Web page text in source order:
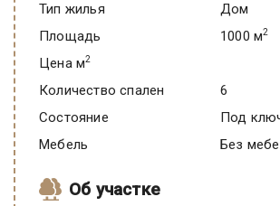
Тип жилья
Дом
Площадь
1000 м2
Цена м2
Количество спален
6
Состояние
под
Мебель
Без
Об участке